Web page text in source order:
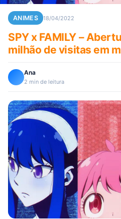
ANIMES 18/04/2022
SPY x FAMILY –
milhão de visitas em
Ana
2 min de leitura